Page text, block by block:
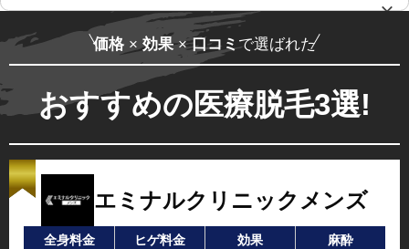
価格 ×効果×口コミで選ばれた
おすすめの医療脱毛3選!
エミナルクリニックメンズ
全身料金 ヒゲ料金 効果 麻酔